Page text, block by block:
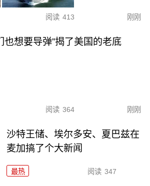
阅读 413 刚刚
也想要导弹”揭了美国的老底
阅读 364 刚刚
沙特王储、埃尔多安、夏巴兹在
麦加搞了个大新闻
最热 阅读 347